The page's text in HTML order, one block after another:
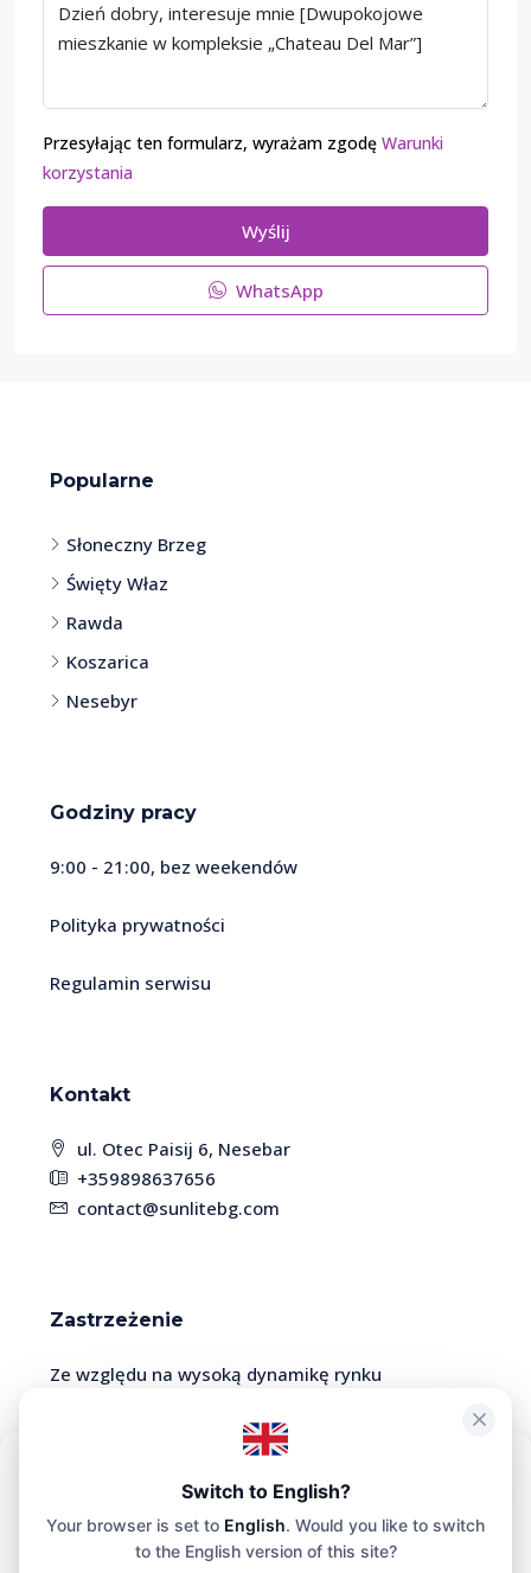
Aby zapewnić maksymalną wygodę, korzystamy z technologii takich jak
pliki cookie do przechowywania i/lub uzyskiwania dostępu do
informacji o Twoim urządzeniu. Zgoda na korzystanie z tych
technologii pozwoli nam przetwarzać na tej stronie dane, takie jak
Przesyłając ten formularz, wyrażam zgodę Warunki
korzystania
Wyślij
WhatsApp
Popularne
Słoneczny Brzeg
Święty Właz
Rawda
Koszarica
Nesebyr
Godziny pracy
9:00 - 21:00, bez weekendów
Polityka prywatności
Regulamin serwisu
Kontakt
ul. Otec Paisij 6, Nesebar
+359898637656
contact@sunlitebg.com
Zastrzeżenie
Ze względu na wysoką dynamikę rynku
nieaktualne lub sprzedane. Prosimy o kontakt z
menedżerem w celu potwierdzenia dostępności i
aktualności informacji.Switch to English?
Your browser is set to English. Would you like to switch
to the English version of this site?